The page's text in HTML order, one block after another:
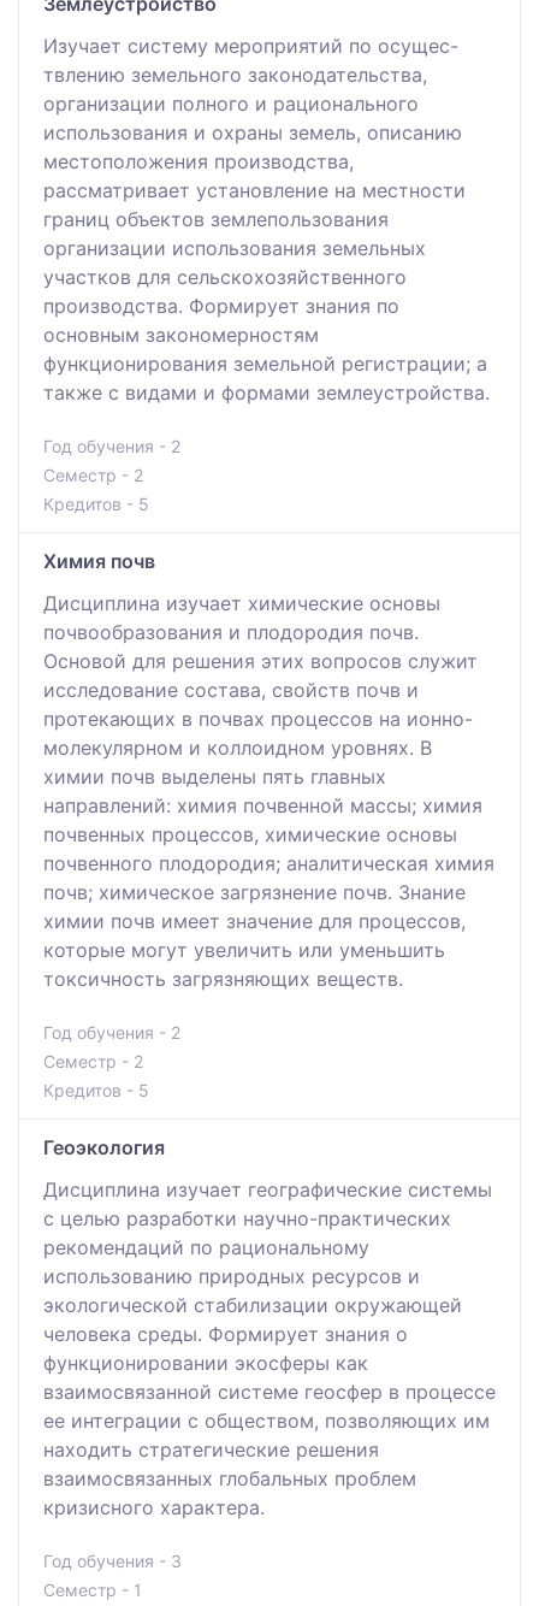
Изучает систему мероприятий по осущес-
твлению земельного законодательства,
организации полного и рационального
использования и охраны земель, описанию
местоположения производства,
рассматривает установление на местности
границ объектов землепользования
организации использования земельных
участков для сельскохозяйственного
производства. Формирует знания по
основным закономерностям
функционирования земельной регистрации; а
также с видами и формами землеустройства.
Год обучения - 2
Семестр - 2
Кредитов - 5
Химия почв
Дисциплина изучает химические основы
почвообразования и плодородия почв.
Основой для решения этих вопросов служит
исследование состава, свойств почв и
протекающих в почвах процессов на ионно-
молекулярном и коллоидном уровнях. В
химии почв выделены пять главных
направлений: химия почвенной массы; химия
почвенных процессов, химические основы
почвенного плодородия; аналитическая химия
почв; химическое загрязнение почв. Знание
химии почв имеет значение для процессов,
которые могут увеличить или уменьшить
токсичность загрязняющих веществ.
Год обучения - 2
Семестр - 2
Кредитов - 5
Геоэкология
Дисциплина изучает географические системы
с целью разработки научно-практических
рекомендаций по рациональному
использованию природных ресурсов и
экологической стабилизации окружающей
человека среды. Формирует знания о
функционировании экосферы как
взаимосвязанной системе геосфер в процессе
ее интеграции с обществом, позволяющих им
находить стратегические решения
взаимосвязанных глобальных проблем
кризисного характера.
Год обучения - 3
Семестр - 1